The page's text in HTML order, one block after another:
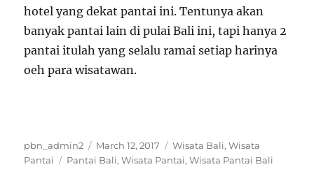
hotel yang dekat pantai ini. Tentunya akan
banyak pantai lain di pulai Bali ini, tapi hanya 2
pantai itulah yang selalu ramai setiap harinya
oeh para wisatawan.
Author
pbn_admin2
Posted
on
March 12, 2017 Categories
Wisata Bali,Wisata
Pantai
Tags
Pantai Bali,Wisata Pantai,Wisata Pantai Bali